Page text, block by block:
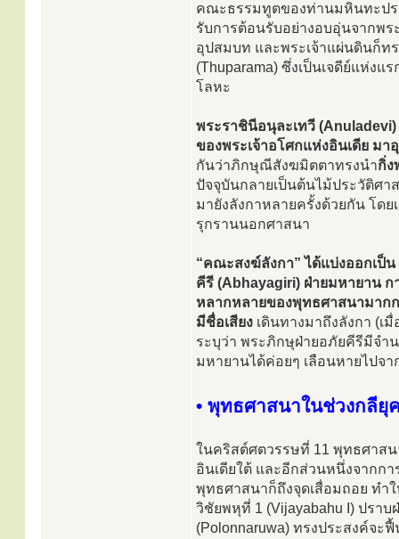
คณะธรรมทูตของท่านมหินทะปร
รับการต้อนรับอย่างอบอุ่นจากพ
อุปสมบท และพระเจ้าแผ่นดินก็ท
(Thuparama) ซึ่งเป็นเจดีย์แห่งแ
โลหะ
พระราชินีอนุละเทวี (Anuladevi)
ของพระเจ้าอโศกแห่งอินเดีย ม
กันว่าภิกษุณีสังฆมิตตาทรงนำกิ่ง
ปัจจุบันกลายเป็นต้นไม้ประวัติศา
มายังลังกาหลายครั้งด้วยกัน โด
รุกรานนอกศาสนา
“คณะสงฆ์ลังกา” ได้แบ่งออกเป็
คีรี (Abhayagiri) ฝ่ายมหายาน
หลากหลายของพุทธศาสนามาก
มีชื่อเสียง เดินทางมาถึงลังกา (เ
ระบุว่า พระภิกษุฝ่ายอภัยคีรีมีจำ
มหายานได้ค่อยๆ เลือนหายไปจา
• พุทธศาสนาในช่วงกลียุ
ในคริสต์ศตวรรษที่ 11 พุทธศาสน
อินเดียใต้ และอีกส่วนหนึ่งจากก
พุทธศาสนาก็ถึงจุดเสื่อมถอย ทำ
วิชัยพหุที่ 1 (Vijayabahu I) ปรา
(Polonnaruwa) ทรงประสงค์จ